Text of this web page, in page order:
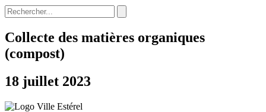
Collecte des matières organiques
(compost)
18 juillet 2023